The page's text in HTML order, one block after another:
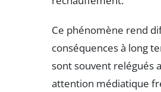
Ce phénomène rend
conséquences à long
sont souvent relégués
attention médiatique